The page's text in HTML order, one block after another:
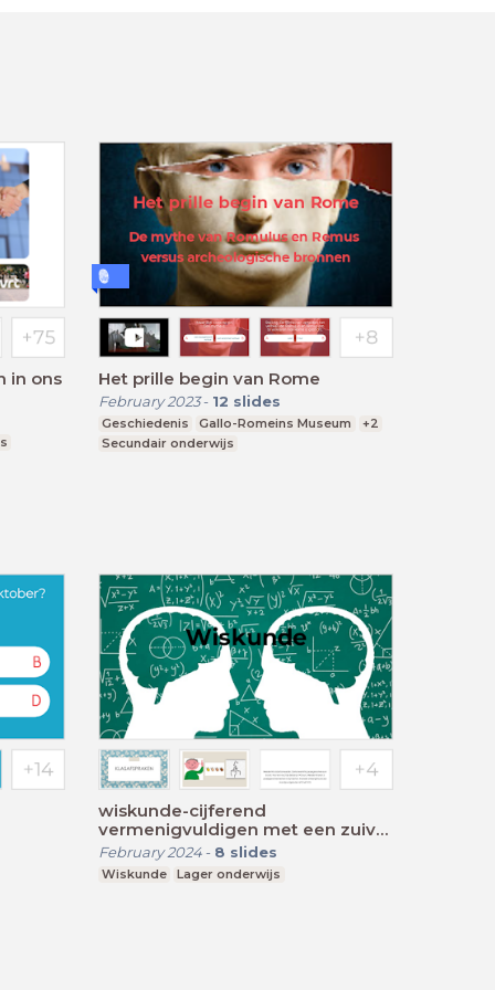
in ons
Het prille begin van Rome
February 2023- 12 slides
Geschiedenis Gallo-Romeins Museum
+2
Secundair onderwijs
wiskunde-cijferend
vermenigvuldigen met een zuiver
tiental
February 2024- 8 slides
Wiskunde Lager onderwijs